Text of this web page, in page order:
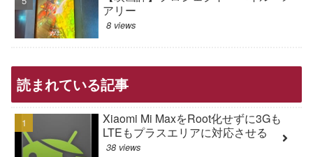
アリー
8 views
読まれている記事
Xiaomi Mi MaxをRoot化せずに3Gも
LTEもプラスエリアに対応させる
38 views